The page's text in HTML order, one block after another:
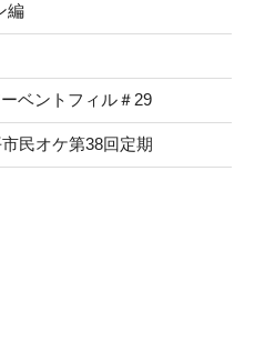
編
ベントフィル＃29
民オケ第38回定期